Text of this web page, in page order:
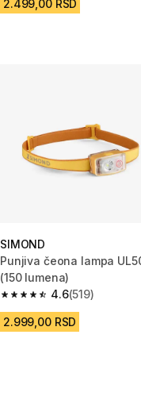
2.499,00 RSD
SIMOND
Punjiva čeona lampa
(150 lumena)
4.6
4.6 od 5 zvezdica from
(519)
2.999,00 RSD